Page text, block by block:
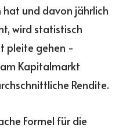
hat und davon jährlich
wird statistisch
pleite gehen -
Kapitalmarkt
Rendite.
Formel für die